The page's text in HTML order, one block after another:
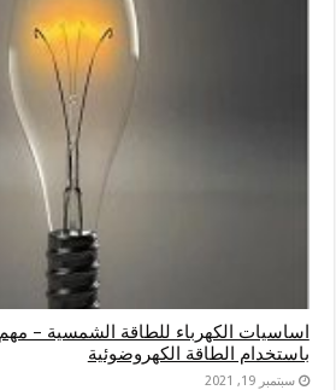
اساسيات الكهرباء للطاقة الشمسية –
باستخدام الطاقة الكهروضوئية
سبتمبر 19, 2021